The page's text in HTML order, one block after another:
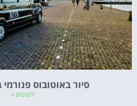
סיור באוטובוס
לפרטים »